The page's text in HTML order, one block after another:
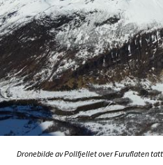
Dronebilde av Pollfjellet over Furuflaten